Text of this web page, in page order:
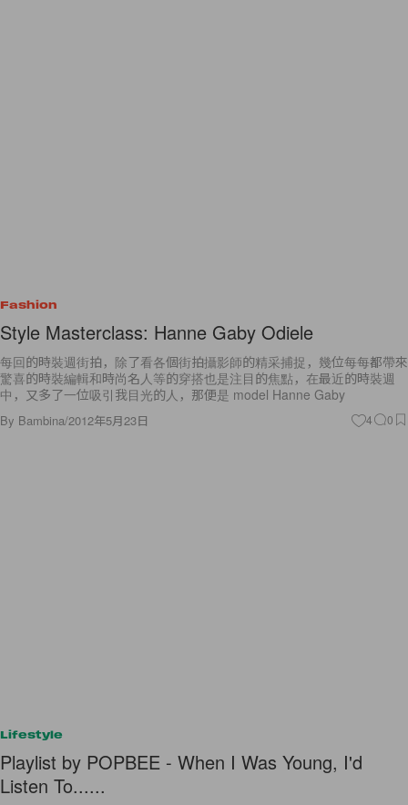
Fashion
Style Masterclass: Hanne Gaby Odiele
每回的時裝週街拍，除了看各個街拍攝影師的精采捕捉，幾位每每都帶來
驚喜的時裝編輯和時尚名人等的穿搭也是注目的焦點，在最近的時裝週
中，又多了一位吸引我目光的人，那便是 model Hanne Gaby
By Bambina/2012年5月23日 4 0
Lifestyle
Playlist by POPBEE - When I Was Young, I'd
Listen To......